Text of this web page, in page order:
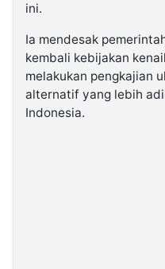
ini.
Ia mendesak
kembali kebijakan
melakukan pengkajian
alternatif yang lebih
Indonesia.